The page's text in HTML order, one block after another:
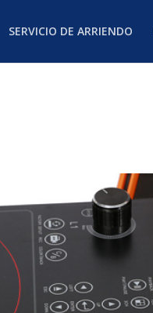
SERVICIO DE ARRIENDO